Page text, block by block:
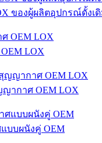
ของผู้ผลิตอุปกรณ์ดั้งเดิ
LOX
ากาศ OEM LOX
บบผนังคู่ OEM